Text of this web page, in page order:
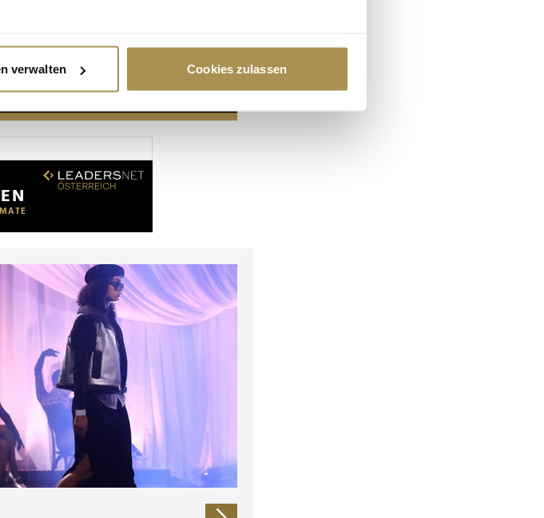
werden, und legen Sie Ihre Präferenzen im
Funktionen für soziale Medien anbieten zu können
weiter. Unsere Partner führen diese Informationen
haben oder die sie im Rahmen Ihrer Nutzung
verwalten Cookies zulassen